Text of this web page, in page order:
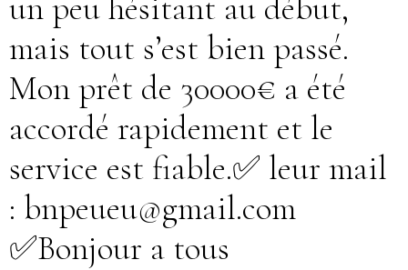
un peu hésitant au début,
mais tout s’est bien passé.
Mon prêt de 30000€ a été
accordé rapidement et le
service est fiable.✅ leur mail
: bnpeueu@gmail.com
✅Bonjour a tous